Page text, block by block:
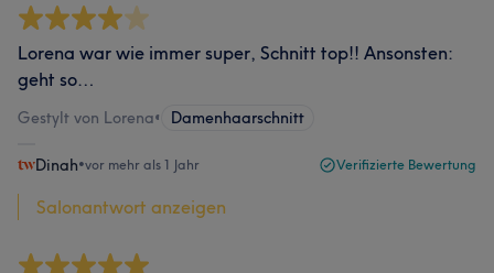
Lorena war wie immer super, Schnitt top!! Ansonsten:
geht so…
Gestylt von Lorena• Damenhaarschnitt
Dinah•vor mehr als 1 Jahr Verifizierte Bewertung
Salonantwort anzeigen